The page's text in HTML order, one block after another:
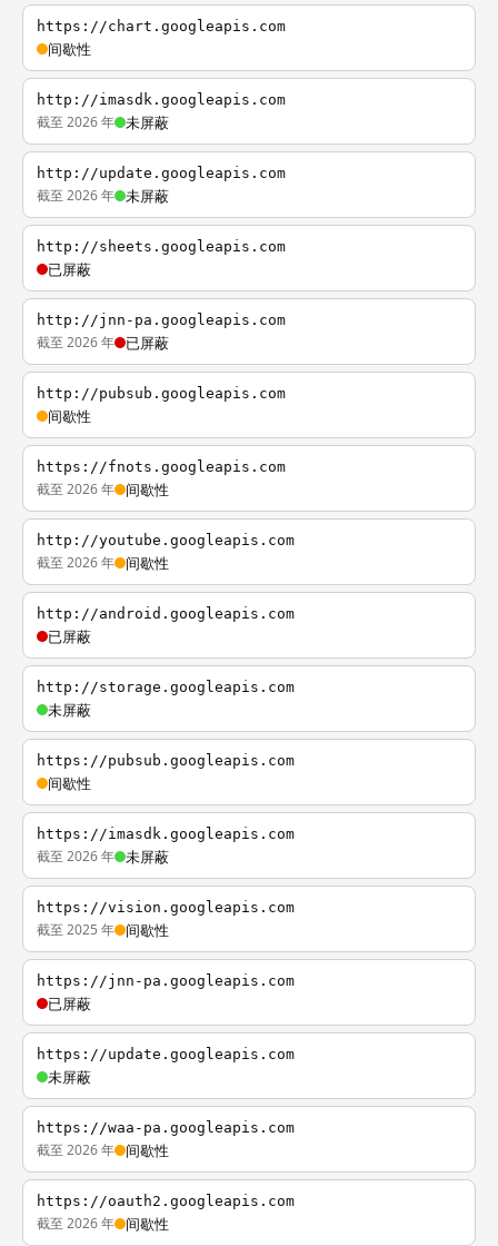
https://chart.googleapis.com
间歇性
http://imasdk.googleapis.com
截至 2026 年 未屏蔽
http://update.googleapis.com
截至 2026 年 未屏蔽
http://sheets.googleapis.com
已屏蔽
http://jnn-pa.googleapis.com
截至 2026 年 已屏蔽
http://pubsub.googleapis.com
间歇性
https://fnots.googleapis.com
截至 2026 年 间歇性
http://youtube.googleapis.com
截至 2026 年 间歇性
http://android.googleapis.com
已屏蔽
http://storage.googleapis.com
未屏蔽
https://pubsub.googleapis.com
间歇性
https://imasdk.googleapis.com
截至 2026 年 未屏蔽
https://vision.googleapis.com
截至 2025 年 间歇性
https://jnn-pa.googleapis.com
已屏蔽
https://update.googleapis.com
未屏蔽
https://waa-pa.googleapis.com
截至 2026 年 间歇性
https://oauth2.googleapis.com
截至 2026 年 间歇性